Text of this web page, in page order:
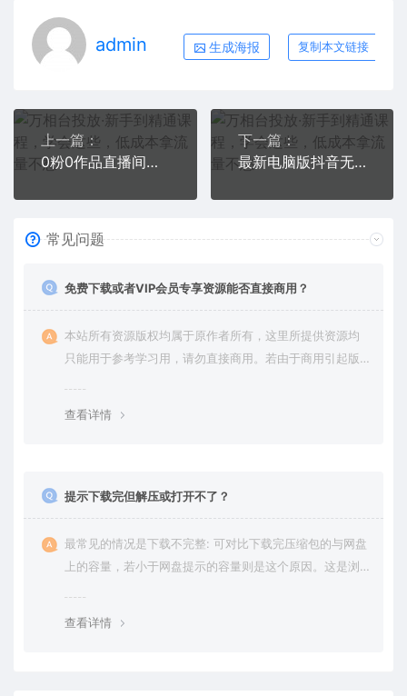
admin 生成海报 复制本文链接
上一篇：
0粉0作品直播间暴力起号，3天起号，5天优化，直播起号落地课
下一篇：
最新电脑版抖音无人直播转播软件+直播源获取+商品获取【全套软件+教程】
常见问题
免费下载或者VIP会员专享资源能否直接商用？
本站所有资源版权均属于原作者所有，这里所提供资源均
只能用于参考学习用，请勿直接商用。若由于商用引起版
查看详情
提示下载完但解压或打开不了？
最常见的情况是下载不完整: 可对比下载完压缩包的与网盘
上的容量，若小于网盘提示的容量则是这个原因。这是浏
查看详情